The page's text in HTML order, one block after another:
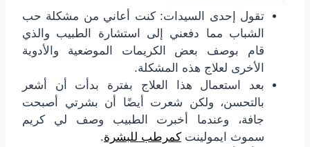
تقول إحدى السيدات: كنت أعاني من مشكلة حب
الشباب مما دفعني إلى استشارة الطبيب والذي
قام بوصف بعض الكريمات الموضعية والأدوية
الأخرى لعلاج هذه المشكلة.
بعد استعمال هذا العلاج بفترة بدأت أن أشعر
بالتحسن، ولكن شعرت أيضًا أن بشرتي أصبحت
جافة، وعندما أخبرت الطبيب وصف لي كريم
سموث ايمولينت كمرطب للبشرة.